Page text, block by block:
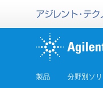
製品 分野別ソ